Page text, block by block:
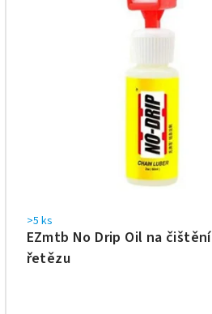
EZmtb No Drip Oil na čištění
řetězu
>5 ks